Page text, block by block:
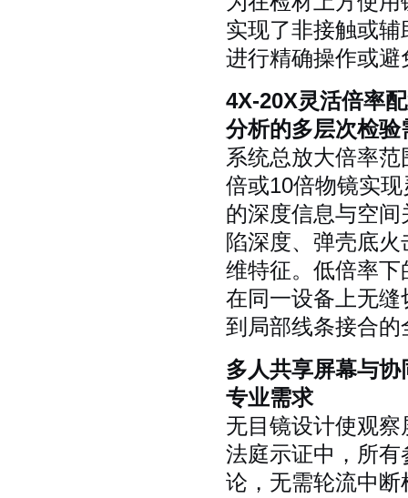
实现了非接触或
进行精确操作或
4X-20X灵活倍率
分析的多层次检验
系统总放大倍率
倍或10倍物镜实
的深度信息与空
陷深度、弹壳底
维特征。低倍率
在同一设备上无
到局部线条接合
多人共享屏幕与
专业需求
无目镜设计使观
法庭示证中，所
论，无需轮流中